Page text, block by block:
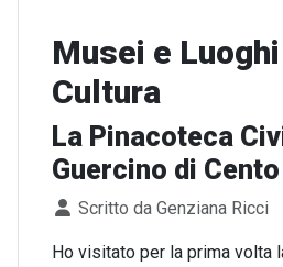
Musei e
Cultura
La Pinacoteca
Guercino di Cento
Dettagli
Scritto da Genziana Ricci
Ho visitato per la prima volta